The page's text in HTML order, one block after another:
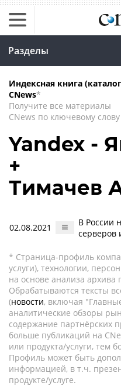
Разделы
Индексная книга
CNews*
Получите все материалы
CNews по ключевому слову
Yandex -
+
Тимачев
02.08.2021
В России
серверов
* Страница-профиль
услуги), технологии,
на основе анализа архива
Обрабатываются тексты
(новости, включая
аналитические обзоры
содержание партнёрских
больше публикаций на
или продукта/услуги, тем
Профиль может быть
информацией, в т.ч.
продукте/услуге.